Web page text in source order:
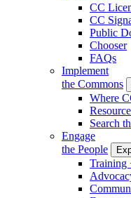
CC
CC
Public
Chooser
FAQs
Implement
the Commons
Where
Search
Engage
the People
Training